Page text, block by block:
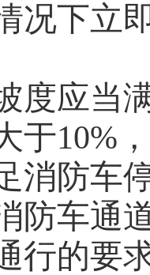
况下立
度应当
于10%
消防车
防车通
行的要